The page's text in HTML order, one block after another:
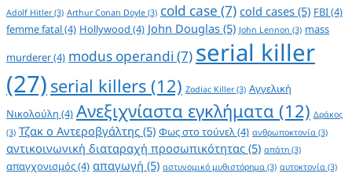
Adolf Hitler(3) Arthur Conan Doyle (3) cold case (7) cold cases (5) FBI(4)
femme fatal(4) Hollywood (4) John Douglas (5) John Lennon (3) mass
murderer(4) modus operandi (7) serial killer
(27) serial killers (12) Zodiac Killer(3) Αγγελική
Νικολούλη (4) Ανεξιχνίαστα εγκλήματα (12) Δράκος
(3) Τζακ ο Αντεροβγάλτης (5) Φως στο τούνελ(4) ανθρωποκτονία (3)
αντικοινωνική διαταραχή προσωπικότητας (5) απάτη (3)
απαγχονισμός(4) απαγωγή (5) αστυνομικό μυθιστόρημα (3) αυτοκτονία (3)